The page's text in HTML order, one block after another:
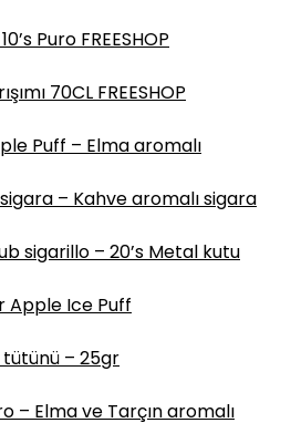
Puro FREESHOP
70CL FREESHOP
Puff – Elma aromalı
– Kahve aromalı sigara
sigarillo – 20’s Metal kutu
Apple Ice Puff
– 25gr
– Elma ve Tarçın aromalı